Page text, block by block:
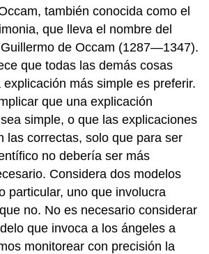
también conocida como el
que lleva el nombre del
de Occam (1287—1347).
que todas las demás cosas
más simple es preferir.
que una explicación
simple, o que las explicaciones
las correctas, solo que para ser
no debería ser más
Considera dos modelos
particular, uno que involucra
no. No es necesario considerar
que invoca a los ángeles a
monitorear con precisión la